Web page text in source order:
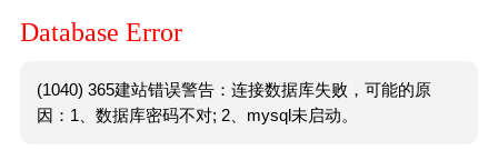
Database Error
(1040) 365建站错误警告：连接数据库失败，可能的原
因：1、数据库密码不对; 2、mysql未启动。